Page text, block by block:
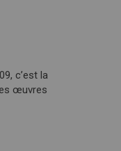
c’est la
œuvres